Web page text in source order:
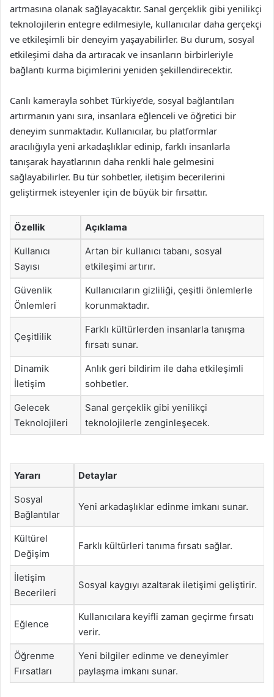
artmasına olanak sağlayacaktır. Sanal gerçeklik gibi yenilikçi
teknolojilerin entegre edilmesiyle, kullanıcılar daha gerçekçi
ve etkileşimli bir deneyim yaşayabilirler. Bu durum, sosyal
etkileşimi daha da artıracak ve insanların birbirleriyle
bağlantı kurma biçimlerini yeniden şekillendirecektir.
Canlı kamerayla sohbet Türkiye’de, sosyal bağlantıları
artırmanın yanı sıra, insanlara eğlenceli ve öğretici bir
deneyim sunmaktadır. Kullanıcılar, bu platformlar
aracılığıyla yeni arkadaşlıklar edinip, farklı insanlarla
tanışarak hayatlarının daha renkli hale gelmesini
sağlayabilirler. Bu tür sohbetler, iletişim becerilerini
geliştirmek isteyenler için de büyük bir fırsattır.
Özellik Açıklama
Kullanıcı
Sayısı
Artan bir kullanıcı tabanı, sosyal
etkileşimi artırır.
Güvenlik
Önlemleri
Kullanıcıların gizliliği, çeşitli önlemlerle
korunmaktadır.
Çeşitlilik
Farklı kültürlerden insanlarla tanışma
fırsatı sunar.
Dinamik
İletişim
Anlık geri bildirim ile daha etkileşimli
sohbetler.
Gelecek
Teknolojileri
Sanal gerçeklik gibi yenilikçi
teknolojilerle zenginleşecek.
Yararı Detaylar
Sosyal
Bağlantılar
Yeni arkadaşlıklar edinme imkanı sunar.
Kültürel
Değişim
Farklı kültürleri tanıma fırsatı sağlar.
İletişim
Becerileri
Sosyal kaygıyı azaltarak iletişimi geliştirir.
Eğlence
Kullanıcılara keyifli zaman geçirme fırsatı
verir.
Öğrenme
Fırsatları
Yeni bilgiler edinme ve deneyimler
paylaşma imkanı sunar.